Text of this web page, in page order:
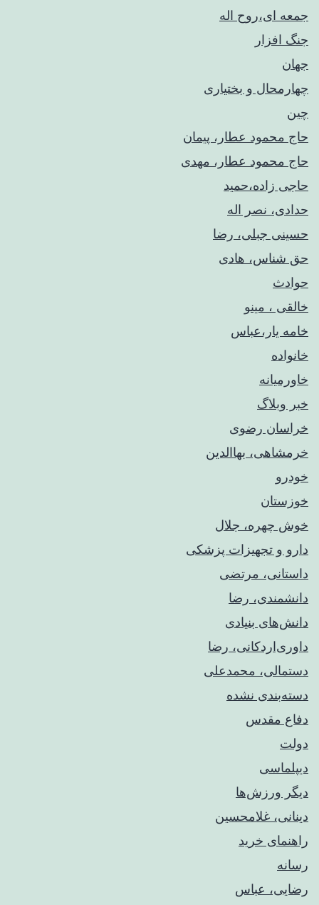
جمعه ای،روح اله
جنگ افزار
جهان
چهارمحال و بختیاری
چین
حاج محمود عطار، پیمان
حاج محمود عطار، مهدی
حاجی زاده،حمید
حدادی، نصر اله
حسینی جبلی، رضا
حق شناس، هادی
حوادث
خالقی ، مینو
خامه یار،عباس
خانواده
خاورمیانه
خبر وبلاگ
خراسان رضوی
خرمشاهی، بهاالدین
خودرو
خوزستان
خوش چهره، جلال
دارو و تجهیزات پزشکی
داستانی، مرتضی
دانشمندی، رضا
دانش‌های بنیادی
داوری‌اردکانی، رضا
دستمالی، محمدعلی
دسته‌بندی نشده
دفاع مقدس
دولت
دیپلماسی
دیگر ورزش‌ها
دینانی، غلامحسین
راهنمای خريد
رسانه
رضایی، عباس